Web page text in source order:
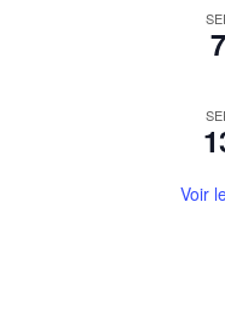
7
Voir